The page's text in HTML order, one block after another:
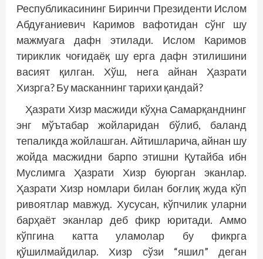
Республикасининг Биринчи Президенти Ислом
Абдуғаниевич Каримов вафотидан сўнг шу
мажмуага дафн этилади. Ислом Каримов
тириклик чоғидаёқ шу ерга дафн этилишини
васият қилган. Хўш, нега айнан Ҳазрати
Хизрга? Бу масканнинг тарихи қандай?
Ҳазрати Хизр масжиди кўҳна Самарқанднинг
энг мўътабар жойларидан бўлиб, баланд
тепаликда жойлашган. Айтишларича, айнан шу
жойда масжидни барпо этишни Қутайба ибн
Муслимга Ҳазрати Хизр буюрган эканлар.
Ҳазрати Хизр номлари билан боғлиқ жуда кўп
ривоятлар мавжуд. Хусусан, кўпчилик уларни
барҳаёт эканлар деб фикр юритади. Аммо
кўпгина катта уламолар бу фикрга
қўшилмайдилар. Хизр сўзи “яшил” деган